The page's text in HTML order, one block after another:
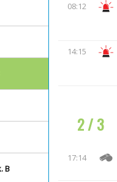
B
08:12
14:15
2 / 3
17:14